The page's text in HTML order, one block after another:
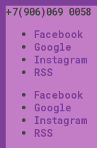
+7(906)069 0058
Facebook
Google
Instagram
RSS
Facebook
Google
Instagram
RSS